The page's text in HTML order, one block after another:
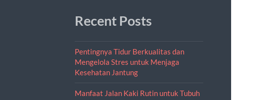
Recent Posts
Pentingnya Tidur Berkualitas dan
Mengelola Stres untuk Menjaga
Kesehatan Jantung
Manfaat Jalan Kaki Rutin untuk Tubuh